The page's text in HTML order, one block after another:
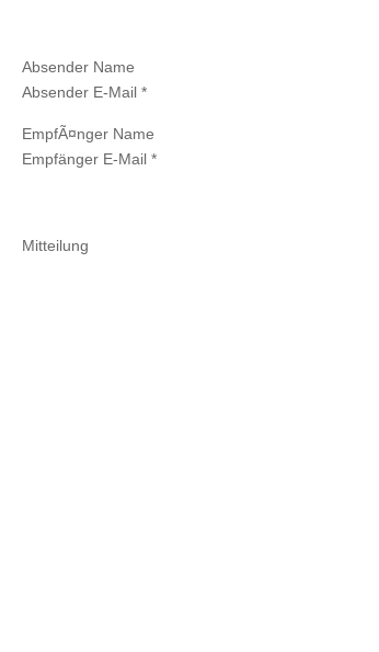
Absender Name
Absender E-Mail *
EmpfÃ¤nger Name
Empfänger E-Mail *
Mitteilung